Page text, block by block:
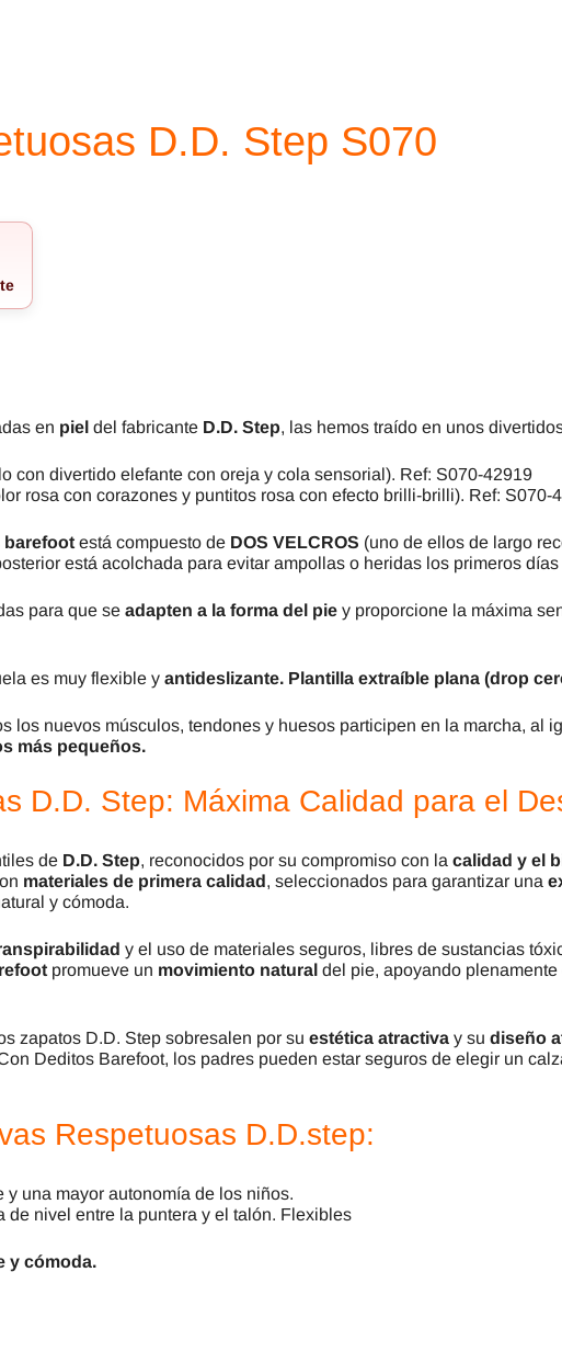
D.D. Step S070
en piel del fabricante D.D. Step, las hemos traído en unos
con divertido elefante con oreja y cola sensorial). Ref: S070-42919
rosa con corazones y puntitos rosa con efecto brilli-brilli). Ref: S070-
barefoot está compuesto de DOS VELCROS (uno de ellos de largo
está acolchada para evitar ampollas o heridas los primeros días
para que se adapten a la forma del pie y proporcione la máxima
es muy flexible y antideslizante. Plantilla extraíble plana (drop
los nuevos músculos, tendones y huesos participen en la marcha, al
más pequeños.
D.D. Step: Máxima Calidad para el
de D.D. Step, reconocidos por su compromiso con la calidad y el
materiales de primera calidad, seleccionados para garantizar una
y cómoda.
y el uso de materiales seguros, libres de sustancias
promueve un movimiento natural del pie, apoyando plenamente
zapatos D.D. Step sobresalen por su estética atractiva y su diseño
Deditos Barefoot, los padres pueden estar seguros de elegir un
Respetuosas D.D.step:
y una mayor autonomía de los niños.
de nivel entre la puntera y el talón. Flexibles
y cómoda.